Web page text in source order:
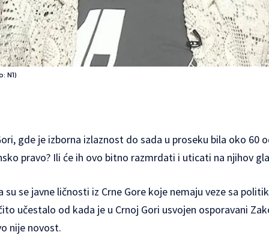
N1)
gde je izborna izlaznost do sada u proseku bila oko 60
pravo? Ili će ih ovo bitno razmrdati i uticati na njihov
su se javne ličnosti iz Crne Gore koje nemaju veze sa
učestalo od kada je u Crnoj Gori usvojen osporavani
nije novost.